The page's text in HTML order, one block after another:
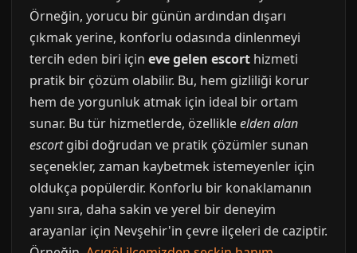
Örneğin, yorucu bir günün ardından dışarı
çıkmak yerine, konforlu odasında dinlenmeyi
tercih eden biri için eve gelen escort hizmeti
pratik bir çözüm olabilir. Bu, hem gizliliği korur
hem de yorgunluk atmak için ideal bir ortam
sunar. Bu tür hizmetlerde, özellikleelden alan
escortgibi doğrudan ve pratik çözümler sunan
seçenekler, zaman kaybetmek istemeyenler için
oldukça popülerdir. Konforlu bir konaklamanın
yanı sıra, daha sakin ve yerel bir deneyim
arayanlar için Nevşehir'in çevre ilçeleri de caziptir.